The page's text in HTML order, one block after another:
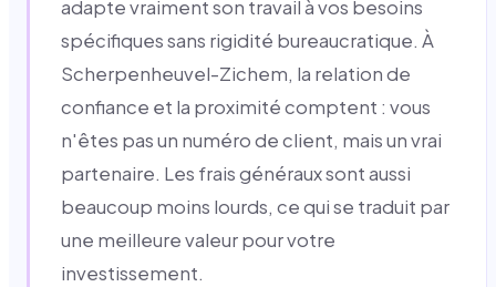
adapte vraiment son travail à vos besoins
spécifiques sans rigidité bureaucratique. À
Scherpenheuvel-Zichem, la relation de
confiance et la proximité comptent : vous
n'êtes pas un numéro de client, mais un vrai
partenaire. Les frais généraux sont aussi
beaucoup moins lourds, ce qui se traduit par
une meilleure valeur pour votre
investissement.